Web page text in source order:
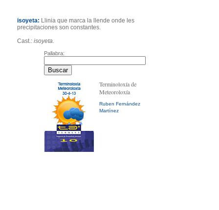
isoyeta: Llinia que marca la llende onde les
precipitaciones son constantes.
Cast.: isoyeta.
Pallabra:
Terminoloxía de
Meteoroloxía
Ruben Fernández
Martínez